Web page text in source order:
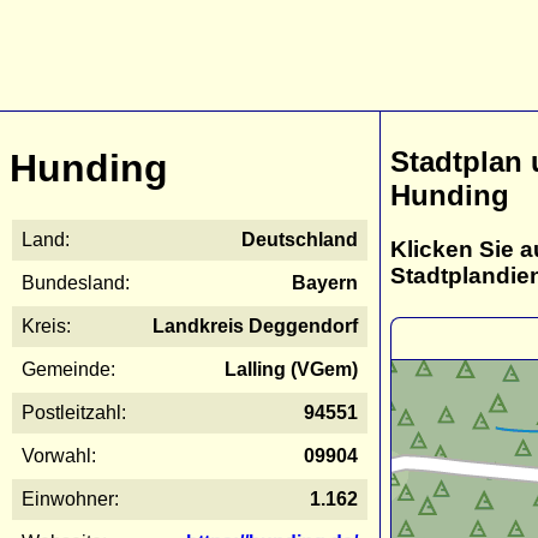
Hunding
Land: Deutschland
Bundesland: Bayern
Kreis: Landkreis Deggendorf
Gemeinde: Lalling (VGem)
Postleitzahl: 94551
Vorwahl: 09904
Einwohner: 1.162
Stadtplan
Hunding
Klicken Sie